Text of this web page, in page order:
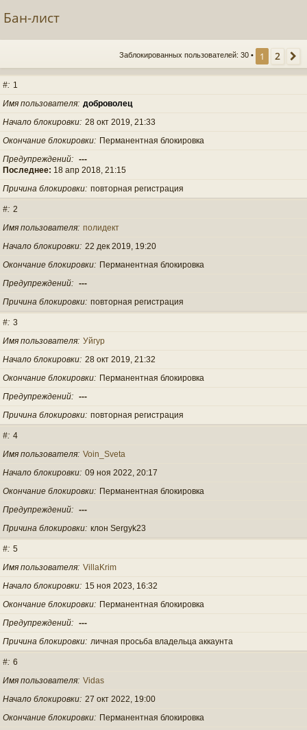
Бан-лист
Заблокированных пользователей: 30 • 1 2
#
1
Имя пользователя доброволец
Начало блокировки 28 окт 2019, 21:33
Окончание блокировки
Перманентная блокировка
Предупреждений
---
Последнее: 18 апр 2018, 21:15
Причина блокировки повторная регистрация
# 2
Имя пользователя полидект
Начало блокировки 22 дек 2019, 19:20
Окончание блокировки
Перманентная блокировка
Предупреждений
---
Причина блокировки повторная регистрация
# 3
Имя пользователя Уйгур
Начало блокировки 28 окт 2019, 21:32
Окончание блокировки
Перманентная блокировка
Предупреждений
---
Причина блокировки повторная регистрация
# 4
Имя пользователя Voin_Sveta
Начало блокировки 09 ноя 2022, 20:17
Окончание блокировки
Перманентная блокировка
Предупреждений
---
Причина блокировки клон Sergyk23
# 5
Имя пользователя VillaKrim
Начало блокировки
15 ноя 2023, 16:32
Окончание блокировки
Перманентная блокировка
Предупреждений
---
Причина блокировки
личная просьба владельца аккаунта
# 6
Имя пользователя Vidas
Начало блокировки 27 окт 2022, 19:00
Окончание блокировки
Перманентная блокировка